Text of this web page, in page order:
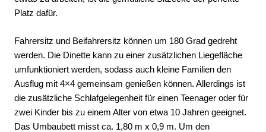
Platz dafür.
Fahrersitz und Beifahrersitz können um 180 Grad gedreht
werden. Die Dinette kann zu einer zusätzlichen Liegefläche
umfunktioniert werden, sodass auch kleine Familien den
Ausflug mit 4×4 gemeinsam genießen können. Allerdings ist
die zusätzliche Schlafgelegenheit für einen Teenager oder für
zwei Kinder bis zu einem Alter von etwa 10 Jahren geeignet.
Das Umbaubett misst ca. 1,80 m x 0,9 m. Um den